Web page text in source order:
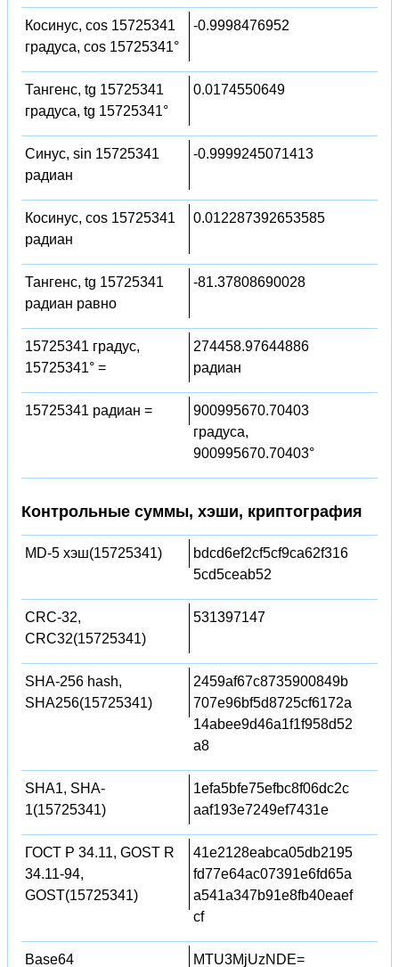
Косинус, cos 15725341
градуса, cos 15725341°
-0.9998476952
Тангенс, tg 15725341
градуса, tg 15725341°
0.0174550649
Синус, sin 15725341
радиан
-0.9999245071413
Косинус, cos 15725341
радиан
0.012287392653585
Тангенс, tg 15725341
радиан равно
-81.37808690028
15725341 градус,
15725341° =
274458.97644886
радиан
15725341 радиан =
900995670.70403
градуса,
900995670.70403°
Контрольные суммы, хэши, криптография
MD-5 хэш(15725341)
bdcd6ef2cf5cf9ca62f316
5cd5ceab52
CRC-32,
CRC32(15725341)
531397147
SHA-256 hash,
SHA256(15725341)
2459af67c8735900849b
707e96bf5d8725cf6172a
14abee9d46a1f1f958d52
a8
SHA1, SHA-
1(15725341)
1efa5bfe75efbc8f06dc2c
aaf193e7249ef7431e
ГОСТ Р 34.11, GOST R
34.11-94,
GOST(15725341)
41e2128eabca05db2195
fd77e64ac07391e6fd65a
a541a347b91e8fb40eaef
cf
Base64 MTU3MjUzNDE=